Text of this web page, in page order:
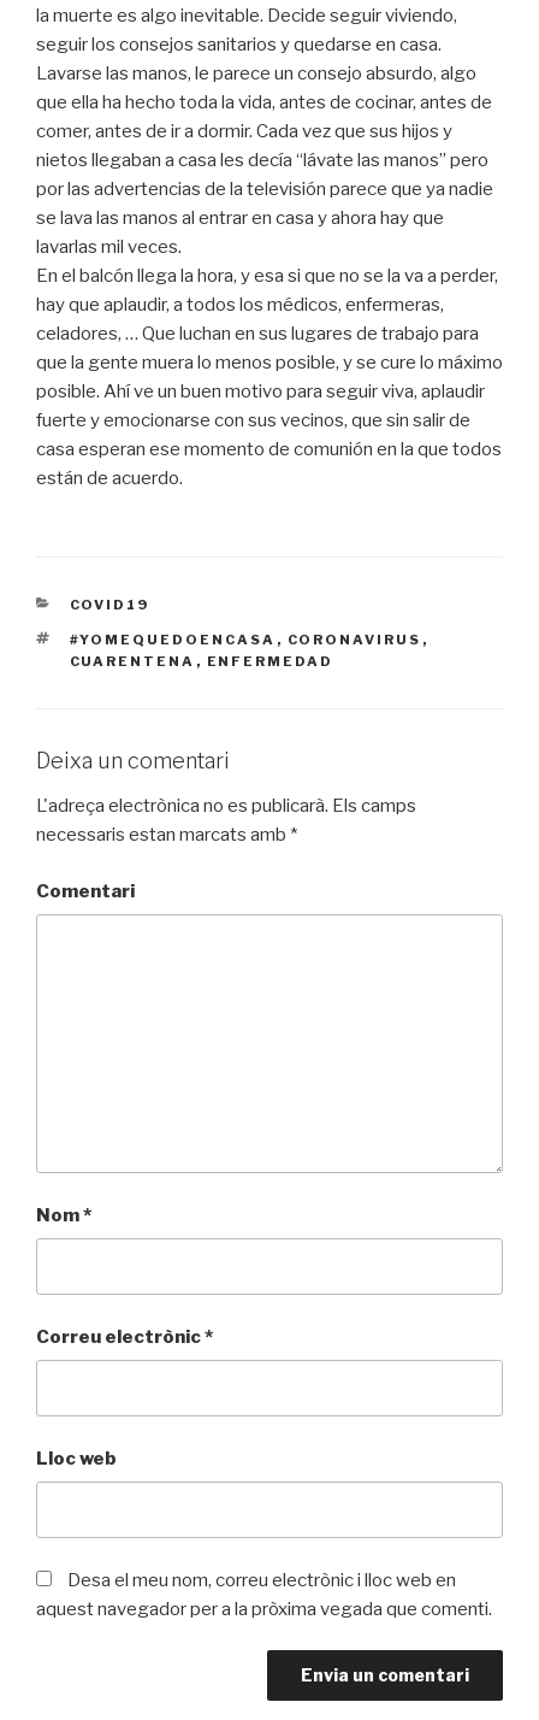
la muerte es algo inevitable. Decide seguir viviendo,
seguir los consejos sanitarios y quedarse en casa.
Lavarse las manos, le parece un consejo absurdo, algo
que ella ha hecho toda la vida, antes de cocinar, antes de
comer, antes de ir a dormir. Cada vez que sus hijos y
nietos llegaban a casa les decía “lávate las manos” pero
por las advertencias de la televisión parece que ya nadie
se lava las manos al entrar en casa y ahora hay que
lavarlas mil veces.
En el balcón llega la hora, y esa si que no se la va a perder,
hay que aplaudir, a todos los médicos, enfermeras,
celadores, … Que luchan en sus lugares de trabajo para
que la gente muera lo menos posible, y se cure lo máximo
posible. Ahí ve un buen motivo para seguir viva, aplaudir
fuerte y emocionarse con sus vecinos, que sin salir de
casa esperan ese momento de comunión en la que todos
están de acuerdo.
CATEGORIES
COVID19
ETIQUETES
#YOMEQUEDOENCASA , CORONAVIRUS ,
CUARENTENA , ENFERMEDAD
Deixa un comentari
L'adreça electrònica no es publicarà. Els camps
necessaris estan marcats amb *
Comentari
Nom*
Correu electrònic*
Lloc web
Desa el meu nom, correu electrònic i lloc web en
aquest navegador per a la pròxima vegada que comenti.